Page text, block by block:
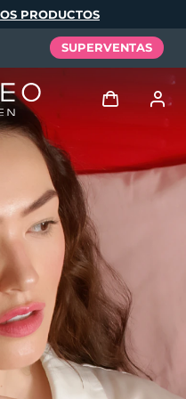
PRODUCTOS
SUPERVENTAS
Iniciar sesión
Perfil de usuario
Mis dispositivos
Mis pedidos
Mis direcciones
Mis suscripciones
Español
Português
Русский
繁體中文